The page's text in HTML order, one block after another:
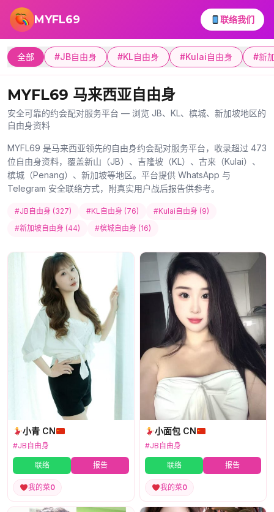
跳转到主要内容
MYFL69 联络我们
全部 #JB自由身 #KL自由身 #Kulai自由身 #新
MYFL69 马来西亚自由身
安全可靠的约会配对服务平台 — 浏览 JB、KL、槟城、新加坡地区的
自由身资料
MYFL69 是马来西亚领先的自由身约会配对服务平台，收录超过 473
位自由身资料，覆盖新山（JB）、吉隆坡（KL）、古来（Kulai）、
槟城（Penang）、新加坡等地区。平台提供 WhatsApp 与
Telegram 安全联络方式，附真实用户战后报告供参考。
#JB自由身 (327) #KL自由身 (76)
#Kulai自由身 (9)
#新加坡自由身 (44)
#槟城自由身 (16)
小青 CN
#JB自由身
联络 报告
我的菜0
小面包 CN
#JB自由身
联络 报告
我的菜0